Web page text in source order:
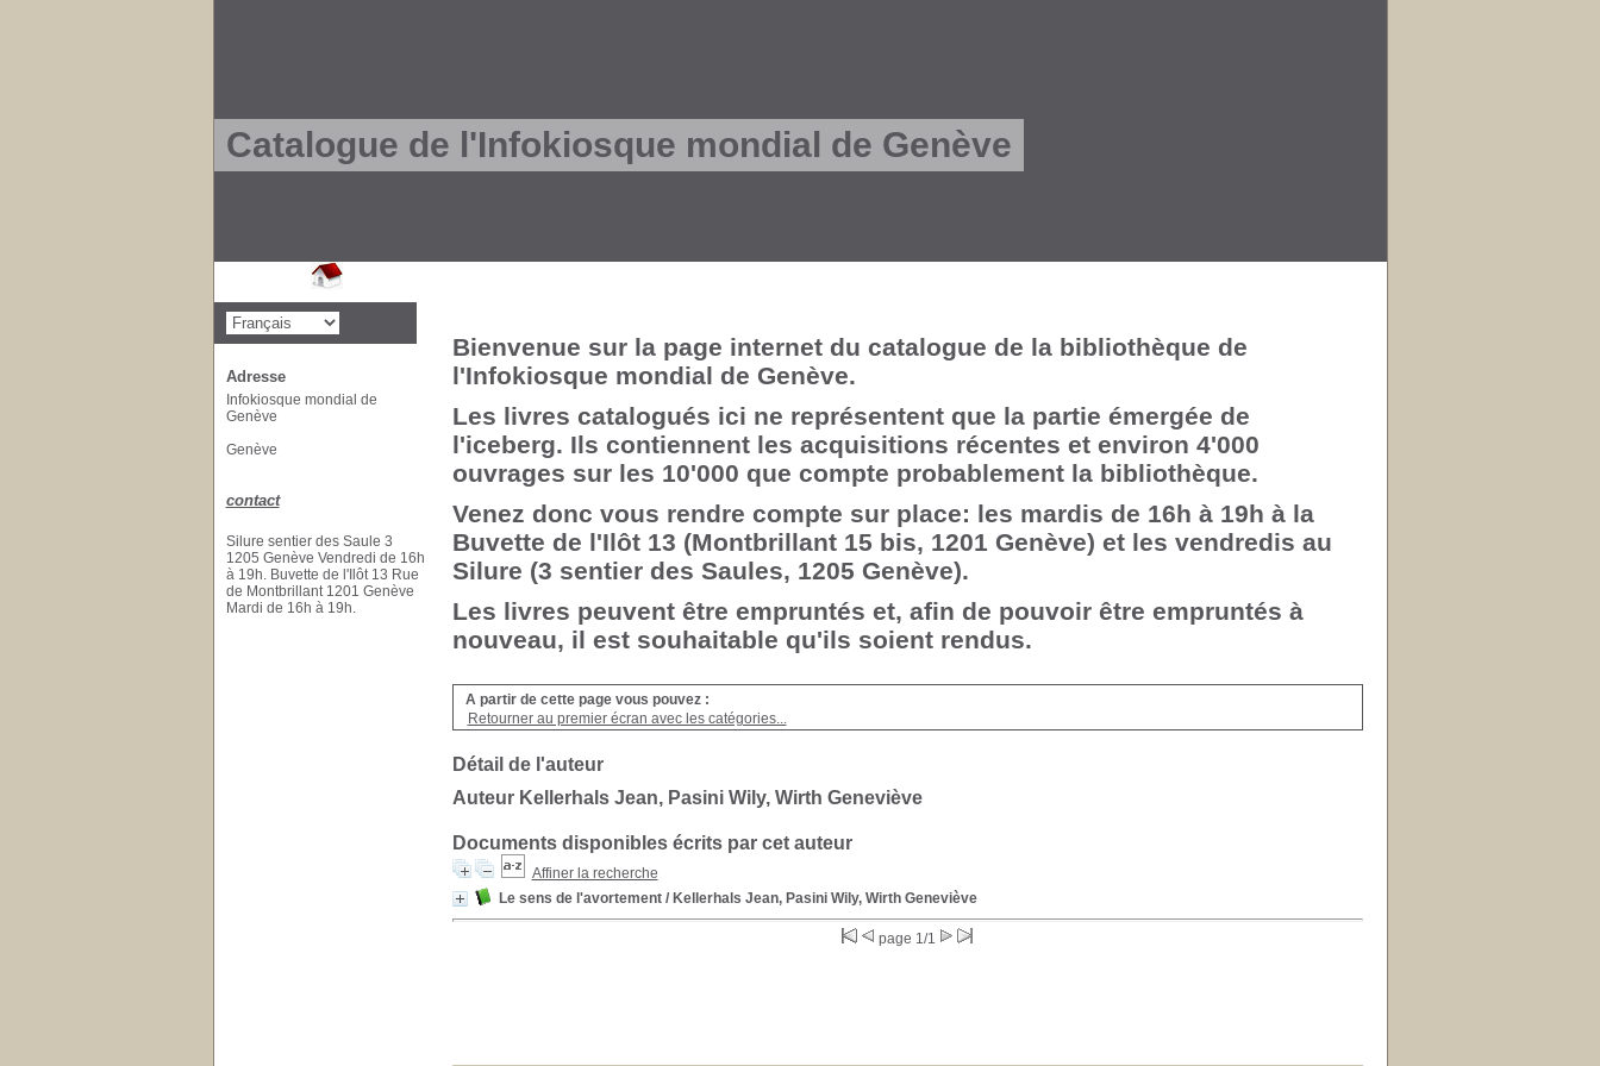
Catalogue de l'Infokiosque mondial de Genève
Bienvenue sur la page internet du catalogue de la bibliothèque de
l'Infokiosque mondial de Genève.
Les livres catalogués ici ne représentent que la partie émergée de
l'iceberg. Ils contiennent les acquisitions récentes et environ 4'000
ouvrages sur les 10'000 que compte probablement la bibliothèque.
Venez donc vous rendre compte sur place: les mardis de 16h à 19h à la
Buvette de l'Ilôt 13 (Montbrillant 15 bis, 1201 Genève) et les vendredis au
Silure (3 sentier des Saules, 1205 Genève).
Les livres peuvent être empruntés et, afin de pouvoir être empruntés à
nouveau, il est souhaitable qu'ils soient rendus.
A partir de cette page vous pouvez :
Retourner au premier écran avec les catégories...
Détail de l'auteur
Auteur Kellerhals Jean, Pasini Wily, Wirth Geneviève
Documents disponibles écrits par cet auteur
Affiner la recherche
Le sens de l'avortement/ Kellerhals Jean, Pasini Wily, Wirth Geneviève
page 1/1
Adresse
Infokiosque mondial de
Genève
Genève
contact
Silure sentier des Saule 3
1205 Genève Vendredi de 16h
à 19h. Buvette de l'Ilôt 13 Rue
de Montbrillant 1201 Genève
Mardi de 16h à 19h.